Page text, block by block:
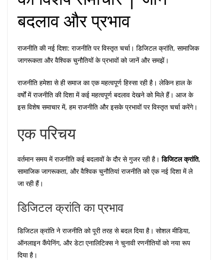
बदलाव और प्रभाव
राजनीति की नई दिशा: राजनीति पर विस्तृत चर्चा। डिजिटल क्रांति, सामाजिक
जागरूकता और वैश्विक चुनौतियों के प्रभावों को जानें और समझें।
राजनीति हमेशा से ही समाज का एक महत्वपूर्ण हिस्सा रही है। लेकिन हाल के
वर्षों में राजनीति की दिशा में कई महत्वपूर्ण बदलाव देखने को मिले हैं। आज के
इस विशेष समाचार में, हम राजनीति और इसके प्रभावों पर विस्तृत चर्चा करेंगे।
एक परिचय
वर्तमान समय में राजनीति कई बदलावों के दौर से गुजर रही है।डिजिटल क्रांति,
सामाजिक जागरूकता, और वैश्विक चुनौतियां राजनीति को एक नई दिशा में ले
जा रही हैं।
डिजिटल क्रांति का प्रभाव
डिजिटल क्रांति ने राजनीति को पूरी तरह से बदल दिया है। सोशल मीडिया,
ऑनलाइन कैंपेनिंग, और डेटा एनालिटिक्स ने चुनावी रणनीतियों को नया रूप
दिया है।